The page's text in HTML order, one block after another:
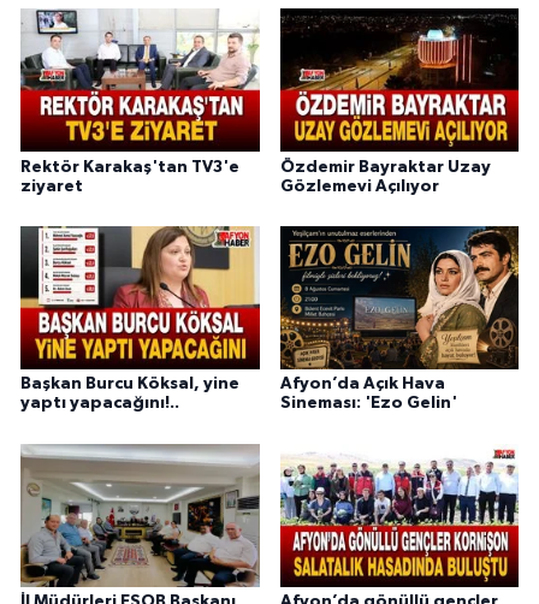
Rektör Karakaş'tan TV3'e
ziyaret
Özdemir Bayraktar Uzay
Gözlemevi Açılıyor
Başkan Burcu Köksal, yine
yaptı yapacağını!..
Afyon’da Açık Hava
Sineması: 'Ezo Gelin'